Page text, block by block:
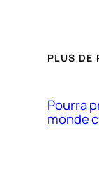
PLUS DE
Pourra
monde